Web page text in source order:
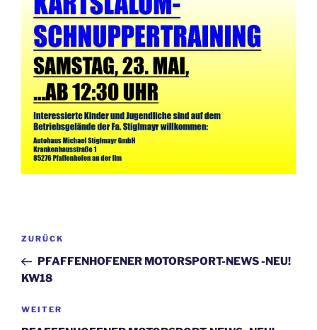
Beitragsnavigation
Vorheriger
Beitrag
ZURÜCK
PFAFFENHOFENER MOTORSPORT-NEWS -NEU!
KW18
Nächster
WEITER